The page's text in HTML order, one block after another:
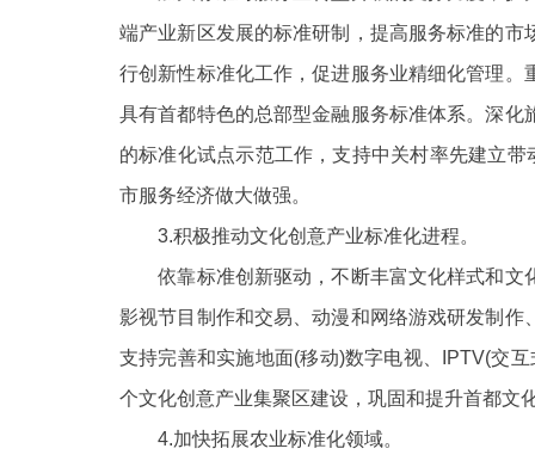
端产业新区发展的标准研制，提高服务标准的
行创新性标准化工作，促进服务业精细化管理
具有首都特色的总部型金融服务标准体系。深
的标准化试点示范工作，支持中关村率先建立
市服务经济做大做强。
3.积极推动文化创意产业标准化进程。
依靠标准创新驱动，不断丰富文化样式和
影视节目制作和交易、动漫和网络游戏研发制
支持完善和实施地面(移动)数字电视、IPTV(交
个文化创意产业集聚区建设，巩固和提升首都文
4.加快拓展农业标准化领域。